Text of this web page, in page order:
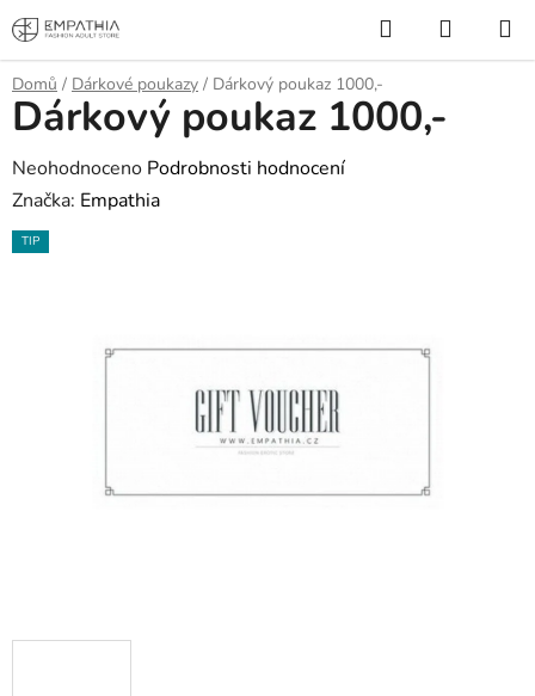
Přejít
na
obsah
Hledat
KOŠÍK
Domů / Dárkové poukazy / Dárkový poukaz 1000,-
Dárkový poukaz 1000,-
Průměrné
hodnocení
produktu
Neohodnoceno Podrobnosti hodnocení
Značka: Empathia
TIP